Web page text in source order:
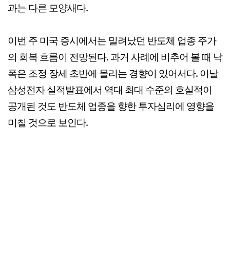
과는 다른 모양새다.
이번 주 미국 증시에서는 밀려났던 반도체 업종 주가
의 회복 흐름이 전망된다. 과거 사례에 비추어 볼 때 낙
폭은 조정 장세 초반에 몰리는 경향이 있어서다. 이날
삼성전자 실적발표에서 역대 최대 수준의 호실적이
공개된 것도 반도체 업종을 향한 투자심리에 영향을
미칠 것으로 보인다.